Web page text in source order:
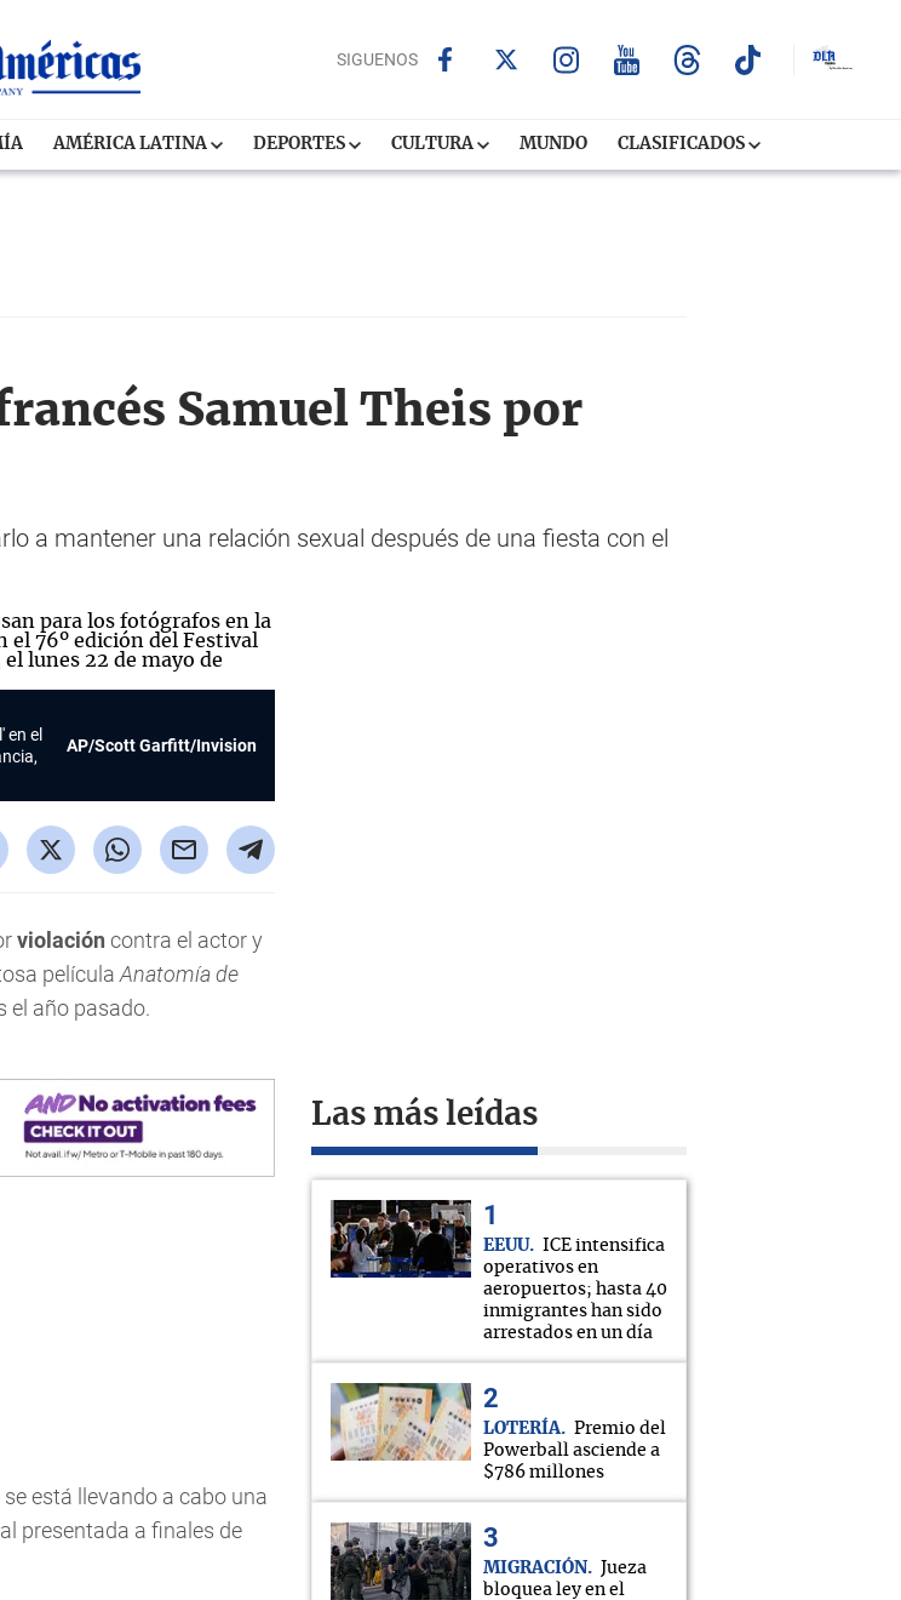
SIGUENOS
AMÉRICA LATINA DEPORTES CULTURA MUNDO CLASIFICADOS
Samuel Theis por
a mantener una relación sexual después de una fiesta con el
el
AP/Scott Garfitt/Invision
violación contra el actor y
película Anatomía de
el año pasado.
está llevando a cabo una
presentada a finales de
Las más leídas
EEUU
ICE intensifica
operativos en
aeropuertos; hasta 40
inmigrantes han sido
arrestados en un día
LOTERÍA
Premio del
Powerball asciende a
$786 millones
MIGRACIÓN
Jueza
bloquea ley en el